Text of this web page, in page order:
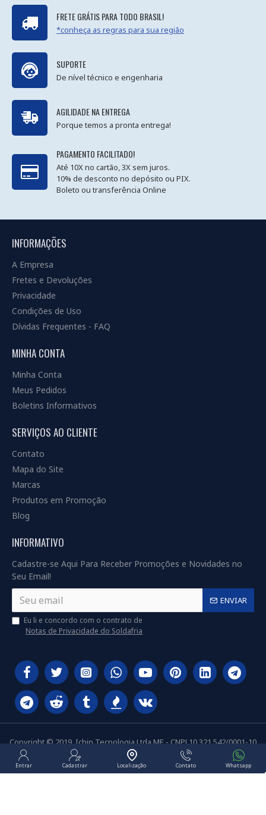
FRETE GRÁTIS PARA TODO BRASIL!
*conheça as regras para sua região
SUPORTE
De nível técnico e engenharia
AGILIDADE NA ENTREGA
Porque temos a pronta entrega!
PAGAMENTO FACILITADO!
Até 10X no cartão, 3X sem juros.
10% de desconto no depósito ou PIX.
Boleto ou transferência Online
INFORMAÇÕES
A Empresa
Fretes e Devoluções
Privacidade
Condições de Uso
Dívidas Frequentes - FAQ
MINHA CONTA
Minha Conta
Meus Pedidos
Boletins Informativos
SERVIÇOS AO CLIENTE
Contato
Mapa do Site
Marcas
Produtos em Promoção
Blog
INFORMATIVO
Cadastre-se Aqui Para Receber Promoções e Novidades no
Seu Email!
ENVIAR
Eu li e concordo com o contrato de
Notas de Privacidade do Soldafria
Copyright © 2019, Ichip Tecnologia Ltda ME - CNPJ 10.321.542/0001-10
Entrar Cadastrar Localização Contato Whatsapp